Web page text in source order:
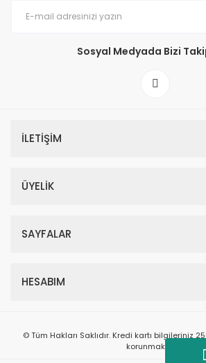
Sosyal Medyada Bizi
İLETİŞİM
ÜYELİK
SAYFALAR
HESABIM
© Tüm Hakları Saklıdır. Kredi kartı bilgileriniz
korunmaktadır.